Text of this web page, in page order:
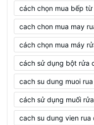
cách chọn mua bếp từ
cach chon mua may
cách chọn mua máy
cách sử dụng bột rửa
cach su dung muoi
cách sử dụng muối
cach su dung vien rua